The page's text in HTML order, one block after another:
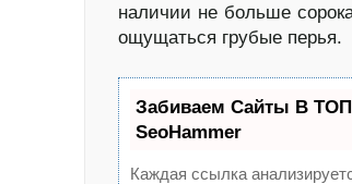
наличии не больше
ощущаться грубые перья.
Забиваем Сайты В
SeoHammer
Каждая ссылка